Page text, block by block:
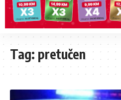
Tag: pretučen